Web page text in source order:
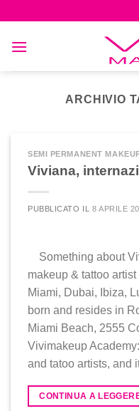
content
ARCHIVIO
SEMI PERMANENT
Viviana,
PUBBLICATO IL 8 APRILE
Something about
makeup & tattoo
Miami, Dubai, Ibiza,
born and resides in
Miami Beach, 2555
Vivimakeup
and tatoo artists, and
CONTINUA A